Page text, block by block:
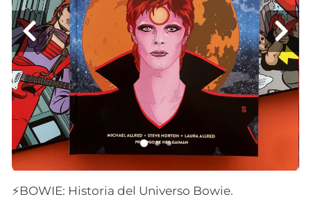
⚡️BOWIE: Historia del Universo Bowie.